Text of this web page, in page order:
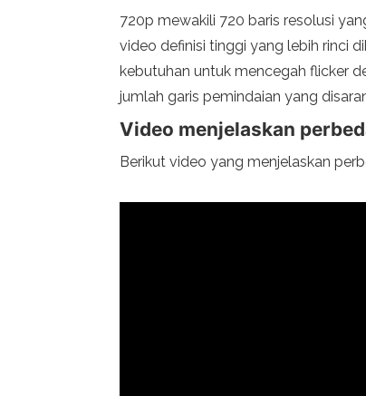
720p mewakili 720 baris resolusi
video definisi tinggi yang lebih rinci
kebutuhan untuk mencegah flicker
jumlah garis pemindaian yang
Video menjelaskan
Berikut video yang menjelaskan